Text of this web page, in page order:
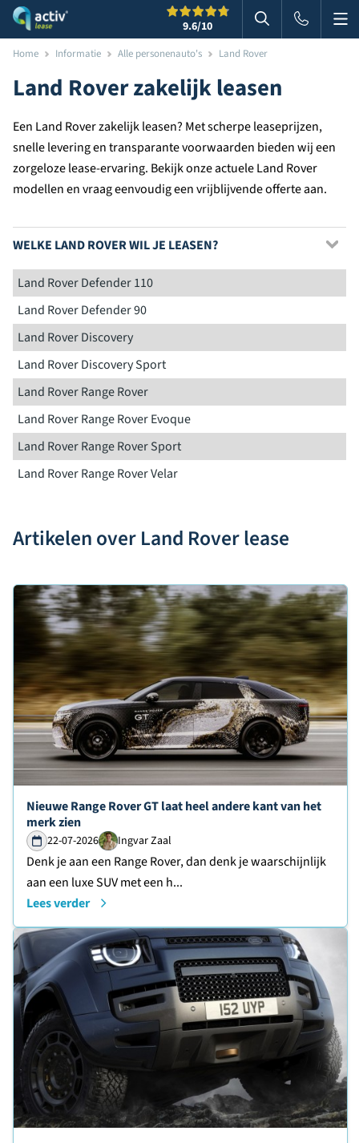
9.6/10 Zoeken in
Home Informatie Alle personenauto's Land Rover
Land Rover zakelijk leasen
Een Land Rover zakelijk leasen? Met scherpe leaseprijzen,
snelle levering en transparante voorwaarden bieden wij een
zorgeloze lease-ervaring. Bekijk onze actuele Land Rover
modellen en vraag eenvoudig een vrijblijvende offerte aan.
WELKE LAND ROVER WIL JE LEASEN?
Land Rover Defender 110
Land Rover Defender 90
Land Rover Discovery
Land Rover Discovery Sport
Land Rover Range Rover
Land Rover Range Rover Evoque
Land Rover Range Rover Sport
Land Rover Range Rover Velar
Artikelen over Land Rover lease
Lees verder over
Nieuwe Range Rover GT laat heel andere kant van het
merk zien
22-07-2026 Ingvar Zaal
Denk je aan een Range Rover, dan denk je waarschijnlijk
aan een luxe SUV met een h...
Lees verder